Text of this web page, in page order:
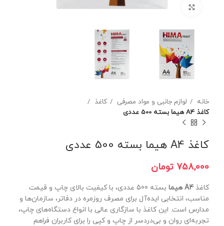
برای بزرگنمایی کلیک کنید
خانه لوازم جانبی و مواد مصرفی
کاغذ
کاغذ A4 هیما بسته 500 عددی
کاغذ A4 هیما بسته 500 عددی
تومان
کاغذA4 هیما
بسته 500 عددی، با کیفیت بالای چاپ و قیمت
مناسب، انتخابی ایده‌آل برای مصرف روزمره در دفاتر، سازمان‌ها و
مدارس است. این کاغذ با سازگاری عالی با انواع دستگاه‌های چاپ،
تجربه‌ای روان و بی‌دردسر از چاپ و کپی را برای کاربران فراهم